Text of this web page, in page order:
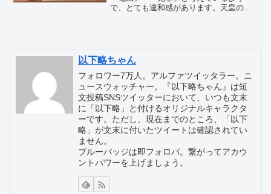
で、とても違和感があります。天皇の写
以下略ちゃん
フォロワー7万人。アルファツイッタラー。ニ
ュースウォッチャー。『以下略ちゃん』は短
文投稿SNSツイッターにおいて、いつも文末
に「以下略」と付けるオリジナルキャラクタ
ーです。ただし、現在までのところ、「以下
略」が文末に付いたツイートは確認されてい
ません。
ブルーバッジは即フォロバ。繋がってアカウ
ントパワーを上げましょう。